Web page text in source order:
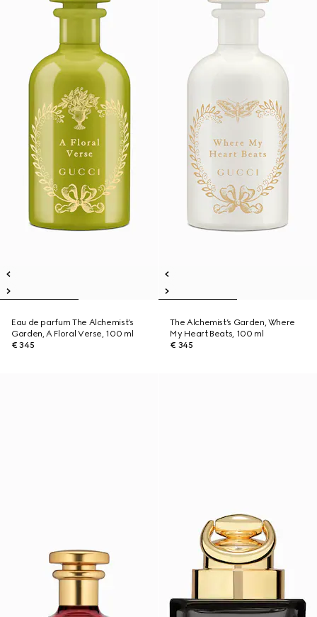
Eau de parfum The Alchemist’s
Garden, A Floral Verse, 100 ml
€ 345
The Alchemist’s Garden, Where
My Heart Beats, 100 ml
€ 345